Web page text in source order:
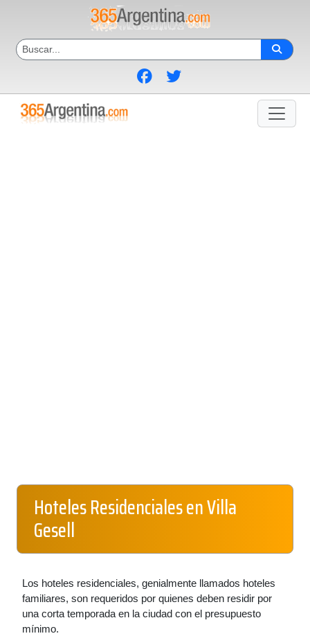
Hoteles Residenciales en Villa
Gesell
Los hoteles residenciales, genialmente llamados hoteles
familiares, son requeridos por quienes deben residir por
una corta temporada en la ciudad con el presupuesto
mínimo.